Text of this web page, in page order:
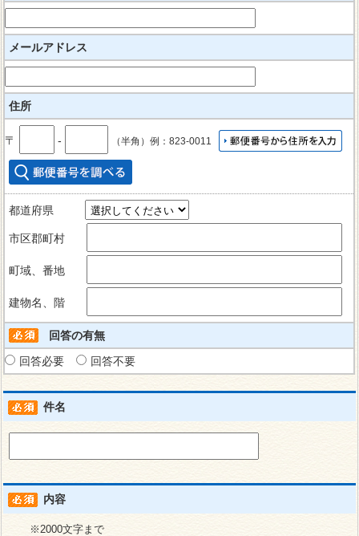
メールアドレス
住所
〒 ‐ （半角）例：823-0011
都道府県
市区郡町村
町域、番地
建物名、階
回答の有無
回答必要
回答不要
件名
内容
※2000文字まで